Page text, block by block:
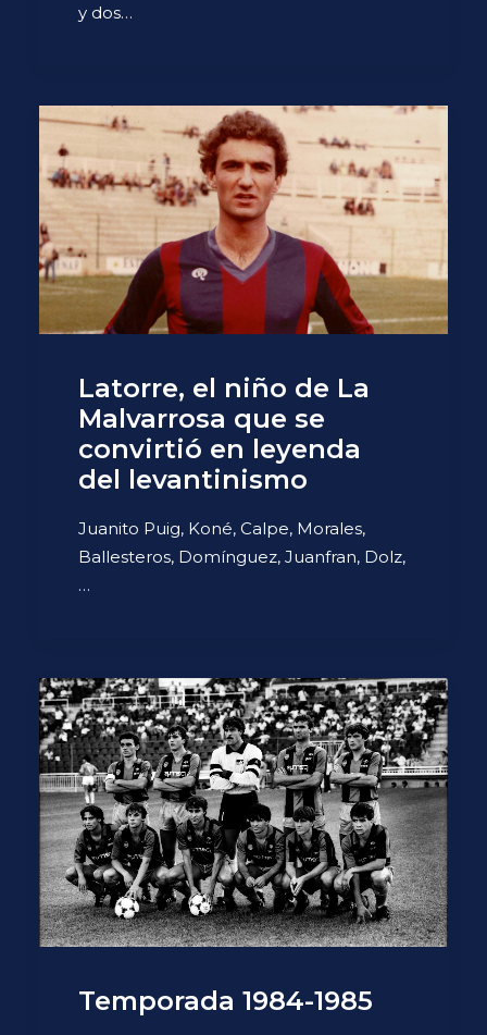
y dos…
Latorre, el niño de La
Malvarrosa que se
convirtió en leyenda
del levantinismo
Juanito Puig, Koné, Calpe, Morales,
Ballesteros, Domínguez, Juanfran, Dolz,
…
Temporada 1984-1985